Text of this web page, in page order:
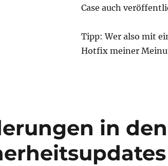
Case auch
Tipp: Wer also mit
Hotfix meiner
in